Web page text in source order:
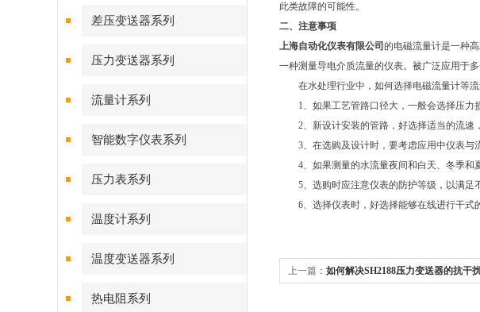
差压变送器系列
压力变送器系列
流量计系列
智能数字仪表系列
压力表系列
温度计系列
温度变送器系列
热电阻系列
此类故障的可能性。
二、注意事项
上海自动化仪表有限公司 的电磁流量计是一种
一种测量导电介质流量的仪表。被广泛应用于
在水处理行业中，如何选择电磁流量计等流
1、如果工艺管路口径大，一般会选择压力损
2、新设计安装的管路，好选择适当的流速，
3、在选购及设计时，要考虑应用中仪表与流
4、如果测量的水流量夜间和白天、冬季和夏
5、选购时应注意仪表的防护等级，以满足
6、选择仪表时，好选择能够在线进行干式
上一篇： 如何解决SH2188压力变送器的抗干